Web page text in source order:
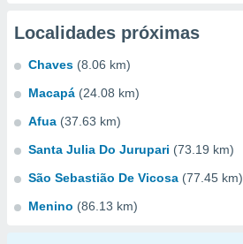
Localidades próximas
Chaves (8.06 km)
Macapá (24.08 km)
Afua (37.63 km)
Santa Julia Do Jurupari (73.19 km)
São Sebastião De Vicosa (77.45 km)
Menino (86.13 km)